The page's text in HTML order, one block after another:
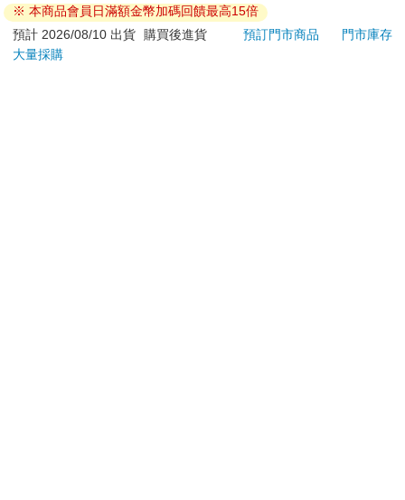
若非上列種類商品，均享有到貨7天的猶豫期（含例假
日）。
辦理退換貨時，商品（組合商品恕無法接受單獨退貨）必須
※ 本商品會員日滿額金幣加碼回饋最高15倍
預計 2026/08/10 出貨
購買後進貨 預訂門市商品
門市庫存
大量採購